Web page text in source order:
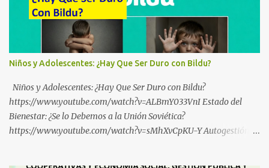
Niños y Adolescentes: ¿Hay Que Ser Duro con Bildu?
Niños y Adolescentes: ¿Hay Que Ser Duro con Bildu?
https://www.youtube.com/watch?v=ALBmY033VnI Estado del
Bienestar: ¿Se lo Debemos a la Unión Soviética?
https://www.youtube.com/watch?v=sMhXvCpKU-Y Autogestión